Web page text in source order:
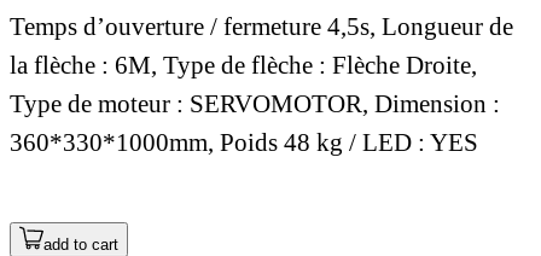
Temps d’ouverture / fermeture 4,5s, Longueur de
la flèche : 6M, Type de flèche : Flèche Droite,
Type de moteur : SERVOMOTOR, Dimension :
360*330*1000mm, Poids 48 kg / LED : YES
add to cart